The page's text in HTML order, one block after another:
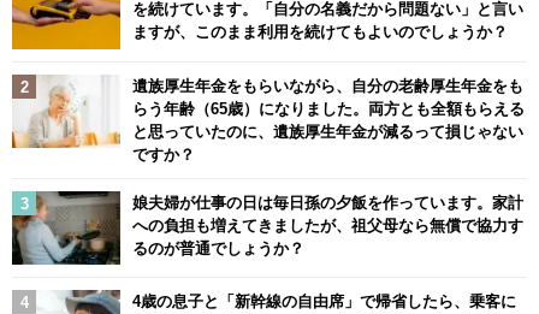
を続けています。「自分の名義だから問題ない」と言い
ますが、このまま利用を続けてもよいのでしょうか？
遺族厚生年金をもらいながら、自分の老齢厚生年金をも
らう年齢（65歳）になりました。両方とも全額もらえる
と思っていたのに、遺族厚生年金が減るって損じゃない
ですか？
娘夫婦が仕事の日は毎日孫の夕飯を作っています。家計
への負担も増えてきましたが、祖父母なら無償で協力す
るのが普通でしょうか？
4歳の息子と「新幹線の自由席」で帰省したら、乗客に